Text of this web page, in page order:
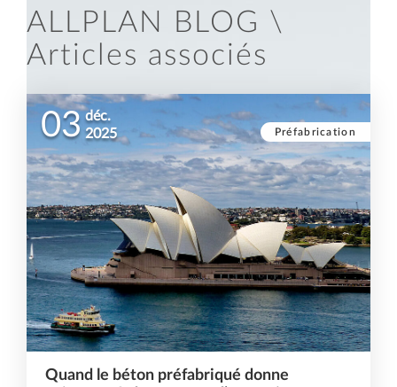
ALLPLAN BLOG \
Articles associés
Préfabrication
03 déc.
2025
Quand le béton préfabriqué donne